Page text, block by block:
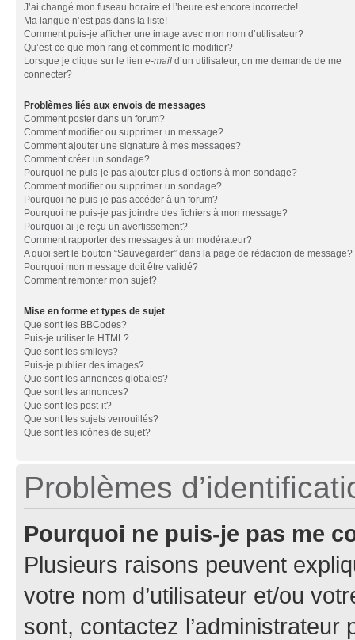
J’ai changé mon fuseau horaire et l’heure est encore incorrecte!
Ma langue n’est pas dans la liste!
Comment puis-je afficher une image avec mon nom d’utilisateur?
Qu’est-ce que mon rang et comment le modifier?
Lorsque je clique sur le lien e-mail d’un utilisateur, on me demande de me
connecter?
Problèmes liés aux envois de messages
Comment poster dans un forum?
Comment modifier ou supprimer un message?
Comment ajouter une signature à mes messages?
Comment créer un sondage?
Pourquoi ne puis-je pas ajouter plus d’options à mon sondage?
Comment modifier ou supprimer un sondage?
Pourquoi ne puis-je pas accéder à un forum?
Pourquoi ne puis-je pas joindre des fichiers à mon message?
Pourquoi ai-je reçu un avertissement?
Comment rapporter des messages à un modérateur?
A quoi sert le bouton “Sauvegarder” dans la page de rédaction de message?
Pourquoi mon message doit être validé?
Comment remonter mon sujet?
Mise en forme et types de sujet
Que sont les BBCodes?
Puis-je utiliser le HTML?
Que sont les smileys?
Puis-je publier des images?
Que sont les annonces globales?
Que sont les annonces?
Que sont les post-it?
Que sont les sujets verrouillés?
Que sont les icônes de sujet?
Problèmes
Pourquoi ne puis-je pas me
Plusieurs raisons peuvent
votre nom d’utilisateur et/ou
sont, contactez l’administrateur